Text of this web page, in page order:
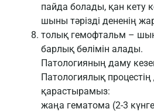
пайда болады, қан кету
шыны тәрізді дененің
толық гемофтальм –
барлық бөлімін алады.
Патологияның даму
Патологиялық
қарастырамыз:
жаңа гематома (2-3